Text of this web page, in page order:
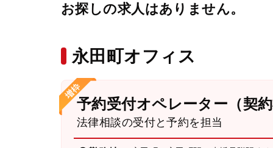
お探しの求人はありません。
永田町オフィス
予約受付オペレーター（契
法律相談の受付と予約を担当